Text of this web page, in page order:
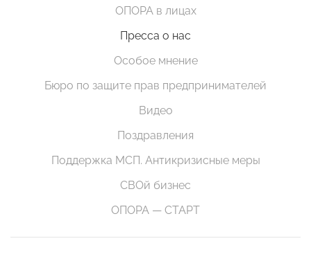
ОПОРА в лицах
Пресса о нас
Особое мнение
Бюро по защите прав предпринимателей
Видео
Поздравления
Поддержка МСП. Антикризисные меры
СВОй бизнес
ОПОРА — СТАРТ